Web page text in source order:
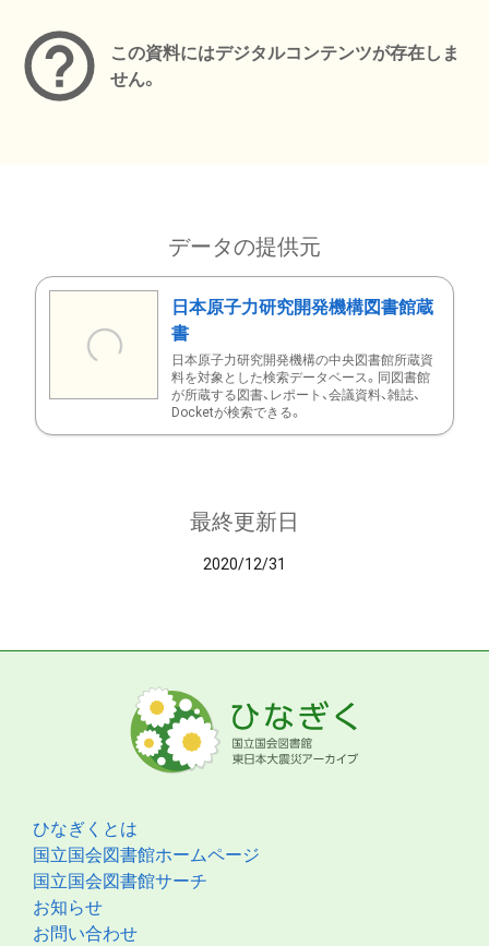
この資料にはデジタルコンテンツが存在しま
せん。
データの提供元
日本原子力研究開発機構図書館蔵
書
日本原子力研究開発機構の中央図書館所蔵資
料を対象とした検索データベース。同図書館
が所蔵する図書、レポート、会議資料、雑誌、
Docketが検索できる。
最終更新日
2020/12/31
ひなぎくとは
国立国会図書館ホームページ
国立国会図書館サーチ
お知らせ
お問い合わせ